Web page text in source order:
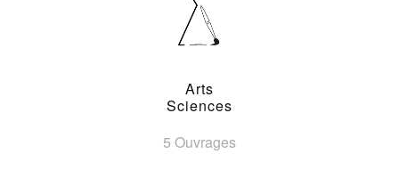
Arts
Sciences
5 Ouvrages